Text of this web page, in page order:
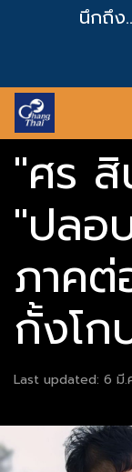
นึกถึง
"ศร
"ปลอ
ภาคต่
กั้งโก
Last updated: 6 มี.